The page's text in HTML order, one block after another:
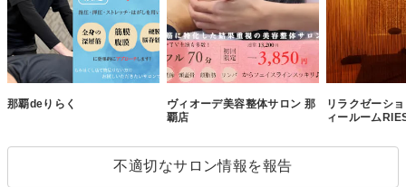
那覇deりらく
ヴィオーデ美容整体サロン 那
覇店
リラクゼーシ
ィールーム
不適切なサロン情報を報告